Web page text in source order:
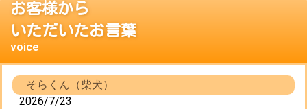
お客様から
いただいたお言葉
voice
そらくん（柴犬）
2026/7/23